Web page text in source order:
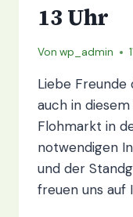
13 Uhr
Von wp_admin
Liebe Freunde
auch in
Flohmarkt in
notwendigen
und der
freuen uns auf